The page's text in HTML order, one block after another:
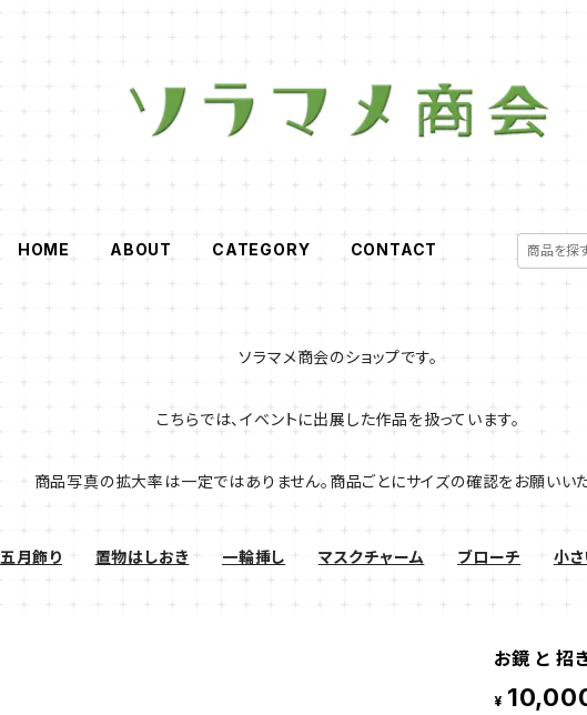
HOME ABOUT CATEGORY CONTACT
ソラマメ商会のショップです。
こちらでは、イベントに出展した作品を扱っています。
商品写真の拡大率は一定ではありません。商品ごとにサイズの確認をお願いいた
五月飾り 置物はしおき 一輪挿し マスクチャーム ブローチ 小
お鏡 と 招
¥